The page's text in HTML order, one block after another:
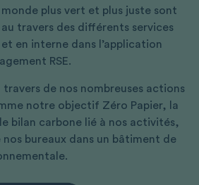
plus vert et plus juste sont
au travers des différents services
en interne dans l’application
RSE.
travers de nos nombreuses actions
notre objectif Zéro Papier, la
bilan carbone lié à nos activités,
nos bureaux dans un bâtiment de